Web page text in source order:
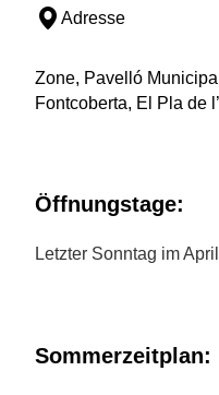
Adresse
Zone, Pavelló
Fontcoberta, El Pla de
Öffnungstage:
Letzter Sonntag im
Sommerzeitplan: